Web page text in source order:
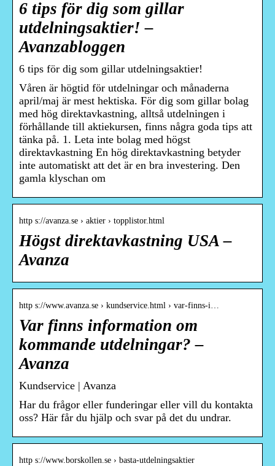
6 tips för dig som gillar
utdelningsaktier! –
Avanzabloggen
6 tips för dig som gillar utdelningsaktier!
Våren är högtid för utdelningar och månaderna
april/maj är mest hektiska. För dig som gillar bolag
med hög direktavkastning, alltså utdelningen i
förhållande till aktiekursen, finns några goda tips att
tänka på. 1. Leta inte bolag med högst
direktavkastning En hög direktavkastning betyder
inte automatiskt att det är en bra investering. Den
gamla klyschan om
http s://avanza.se › aktier › topplistor.html
Högst direktavkastning USA –
Avanza
http s://www.avanza.se › kundservice.html › var-finns-i…
Var finns information om
kommande utdelningar? –
Avanza
Kundservice | Avanza
Har du frågor eller funderingar eller vill du kontakta
oss? Här får du hjälp och svar på det du undrar.
http s://www.borskollen.se › basta-utdelningsaktier